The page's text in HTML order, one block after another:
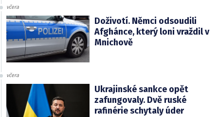
včera
Doživotí. Němci odsoudili
Afghánce, který loni vraždil v
Mnichově
včera
Ukrajinské sankce opět
zafungovaly. Dvě ruské
rafinérie schytaly úder